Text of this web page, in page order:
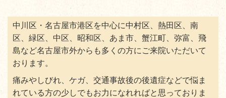
中川区・名古屋市港区を中心に中村区、熱田区、南
区、緑区、中区、昭和区、あま市、蟹江町、弥富、飛
島など名古屋市外からも多くの方にご来院いただいて
おります。
痛みやしびれ、ケガ、交通事故後の後遺症などで悩ま
れている方の少しでもお力になれればと思っておりま